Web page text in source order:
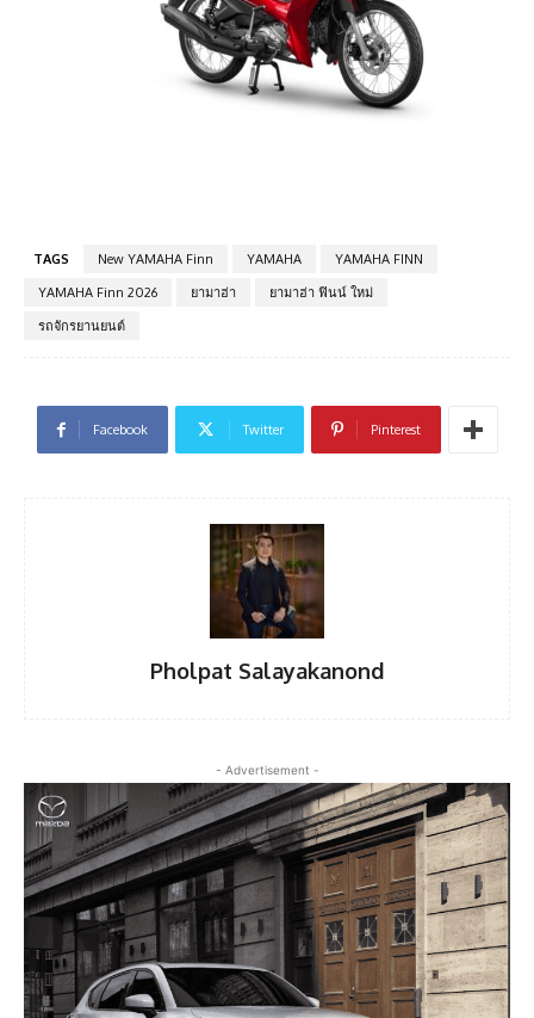
TAGS New YAMAHA Finn YAMAHA
YAMAHA FINN
YAMAHA Finn 2026
ยามาฮ่า
ยามาฮ่า ฟินน์ ใหม่
รถจักรยานยนต์
Facebook Twitter Pinterest
Pholpat Salayakanond
- Advertisement -